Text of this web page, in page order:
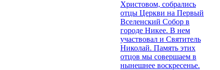
Христовом, собрались
отцы Церкви на Первый
Вселенский Собор в
городе Никее. В нем
участвовал и Святитель
Николай. Память этих
отцов мы совершаем в
нынешнее воскресенье.